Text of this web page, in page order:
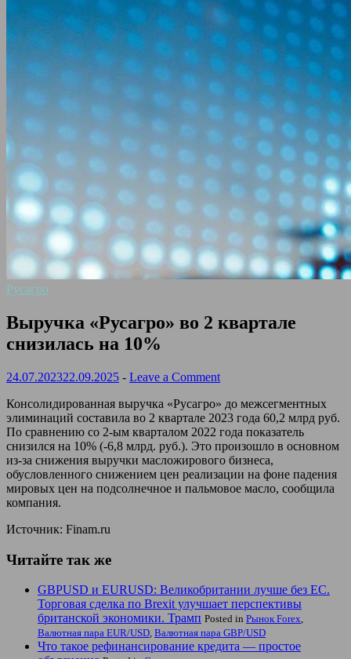
Русагро
Выручка «Русагро» во 2 квартале
снизилась на 10%
24.07.202322.09.2025 - Leave a Comment
Консолидированная выручка «Русагро» до межсегментных
элиминаций составила во 2 квартале 2023 года 60,2 млрд руб.
По сравнению со 2-ым кварталом 2022 года показатель
снизился на 10% (-6,8 млрд. руб.). Это произошло в основном
из-за снижения выручки масложирового бизнеса,
обусловленного снижением цен реализации на фоне падения
мировых цен на подсолнечное и пальмовое масло, сообщила
компания.
Источник: Finam.ru
Читайте так же
GBPUSD и EURUSD: Великобритании лучше без ЕС.
Торговая сделка по Brexit улучшает перспективы
британской экономики. Трамп Posted in Рынок Forex,
Валютная пара EUR/USD, Валютная пара GBP/USD
Что такое рефинансирование кредита — простое